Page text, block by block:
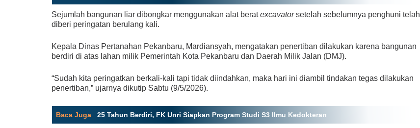
Sejumlah bangunan liar dibongkar menggunakan alat beratexcavatorsetelah sebelumnya penghuni telah
diberi peringatan berulang kali.
Kepala Dinas Pertanahan Pekanbaru, Mardiansyah, mengatakan penertiban dilakukan karena bangunan
berdiri di atas lahan milik Pemerintah Kota Pekanbaru dan Daerah Milik Jalan (DMJ).
“Sudah kita peringatkan berkali-kali tapi tidak diindahkan, maka hari ini diambil tindakan tegas dilakukan
penertiban,” ujarnya dikutip Sabtu (9/5/2026).
Baca Juga : 25 Tahun Berdiri, FK Unri Siapkan Program Studi S3 Ilmu Kedokteran